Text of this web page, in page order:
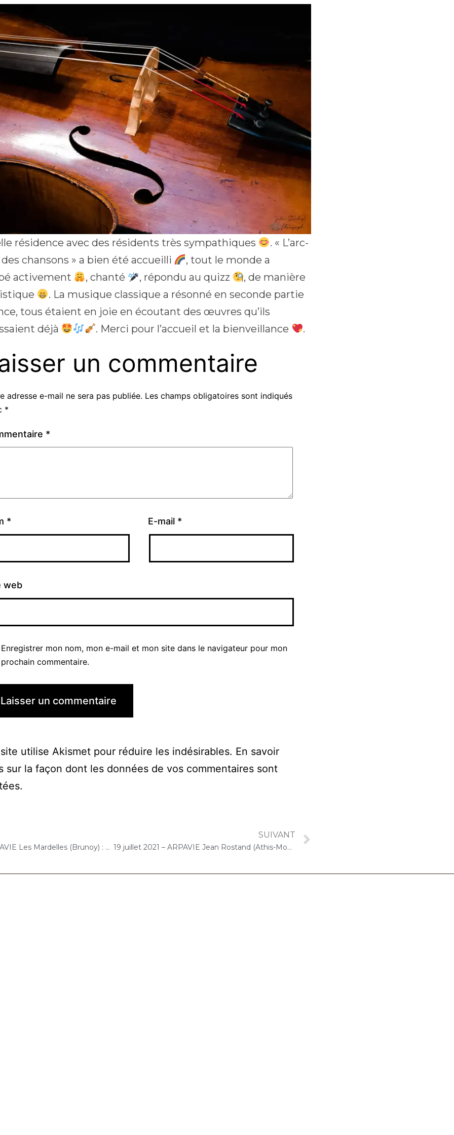
résidence avec des résidents très sympathiques
. « L’arc-
chansons » a bien été accueilli
, tout le monde a
activement
, chanté , répondu au quizz
, de manière
. La musique classique a résonné en seconde partie
tous étaient en joie en écoutant des œuvres qu’ils
déjà
. Merci pour l’accueil et la bienveillance .
un commentaire
adresse e-mail ne sera pas publiée. Les champs obligatoires sont indiqués
*
*
* E-mail *
web
Enregistrer mon nom, mon e-mail et mon site dans le navigateur pour mon
prochain commentaire.
utilise Akismet pour réduire les indésirables. En savoir
sur la façon dont les données de vos commentaires sont
.
15 juillet 2021 – ARPAVIE Les Mardelles (Brunoy) : Concert « Gelato-Cello Solo »
SUIVANT
19 juillet 2021 – ARPAVIE Jean Rostand (Athis-Mons) : Concert « Cello Solo » Spécial anniversaire